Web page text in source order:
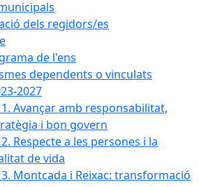
dels regidors/es
de l'ens
dependents o vinculats
2027
1. Avançar amb responsabilitat,
i bon govern
2. Respecte a les persones i la
de vida
3. Montcada i Reixac: transformació